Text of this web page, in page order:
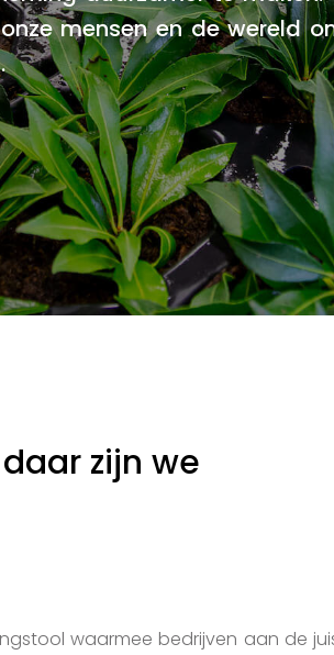
mensen en de wereld
zijn we
waarmee bedrijven aan de